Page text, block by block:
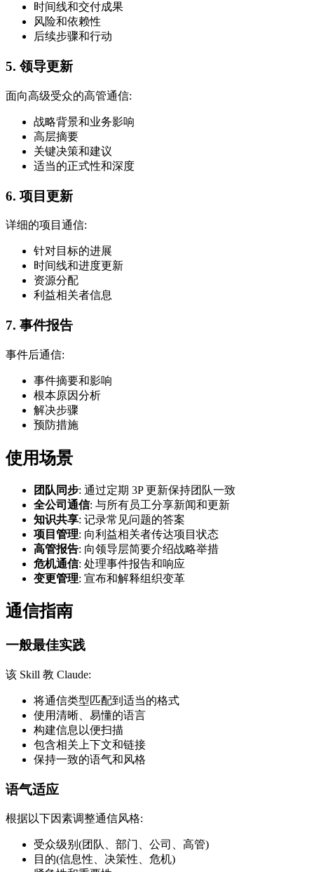
时间线和交付成果
风险和依赖性
后续步骤和行动
5. 领导更新
面向高级受众的高管通信:
战略背景和业务影响
高层摘要
关键决策和建议
适当的正式性和深度
6. 项目更新
详细的项目通信:
针对目标的进展
时间线和进度更新
资源分配
利益相关者信息
7. 事件报告
事件后通信:
事件摘要和影响
根本原因分析
解决步骤
预防措施
使用场景
团队同步: 通过定期 3P 更新保持团队一致
全公司通信: 与所有员工分享新闻和更新
知识共享: 记录常见问题的答案
项目管理: 向利益相关者传达项目状态
高管报告: 向领导层简要介绍战略举措
危机通信: 处理事件报告和响应
变更管理: 宣布和解释组织变革
通信指南
一般最佳实践
该 Skill 教 Claude:
将通信类型匹配到适当的格式
使用清晰、易懂的语言
构建信息以便扫描
包含相关上下文和链接
保持一致的语气和风格
语气适应
根据以下因素调整通信风格:
受众级别(团队、部门、公司、高管)
目的(信息性、决策性、危机)